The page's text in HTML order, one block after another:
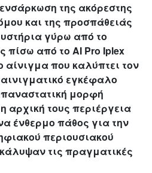
της ακόρεστης
και της προσπάθειάς
γύρω από το
πίσω από το AI Pro Iplex
αίνιγμα που καλύπτει τον
εγκέφαλο
μορφή
αρχική τους περιέργεια
ένθερμο πάθος για την
περιουσιακού
τις πραγματικές